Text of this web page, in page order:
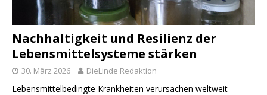
Nachhaltigkeit und Resilienz der
Lebensmittelsysteme stärken
30. März 2026 DieLinde Redaktion
Lebensmittelbedingte Krankheiten verursachen weltweit